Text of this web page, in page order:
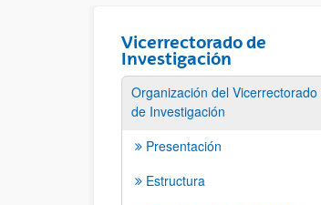
Vicerrectorado de
Investigación
Organización del Vicerrectorado
de Investigación
Presentación
Estructura